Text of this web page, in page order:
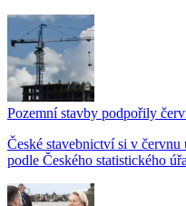
Pozemní stavby podpořily
České stavebnictví si v
podle Českého statistického